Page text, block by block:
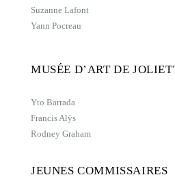
Suzanne Lafont
Yann Pocreau
MUSÉE D’ART DE
Yto Barrada
Francis Alÿs
Rodney Graham
JEUNES COMMISSAIRES